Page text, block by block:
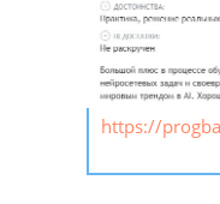
https://